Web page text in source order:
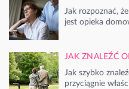
Jak rozpoznać,
jest opieka
JAK ZNALEŹĆ
Jak szybko
przyciągnie